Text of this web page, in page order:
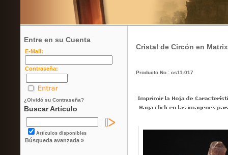
Entre en su Cuenta
E-Mail:
Contraseña:
¿Olvidó su Contraseña?
Buscar Artículo
Artículos disponibles
Búsqueda avanzada »
Cristal de Circón en Matrix
Producto No.: cs11-017